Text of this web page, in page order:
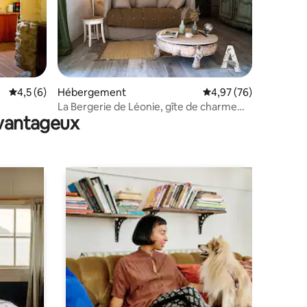
: 4,81 sur 5
Évaluation moyenne sur la base de 6 commentaires : 4,5 sur 5
4,5 (6)
Hébergement Évaluation moyenne
4,97 (76)
La Bergerie de Léonie, gîte de charme
proche Saoû